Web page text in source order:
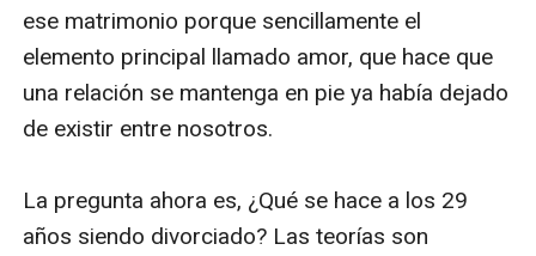
ese matrimonio porque sencillamente el
elemento principal llamado amor, que hace que
una relación se mantenga en pie ya había dejado
de existir entre nosotros.
La pregunta ahora es, ¿Qué se hace a los 29
años siendo divorciado? Las teorías son